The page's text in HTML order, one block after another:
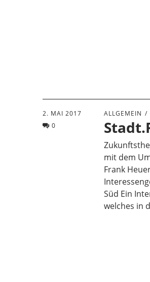
2. MAI 2017
0
ALLGEMEIN
mit dem
Frank
Süd Ein
welches in